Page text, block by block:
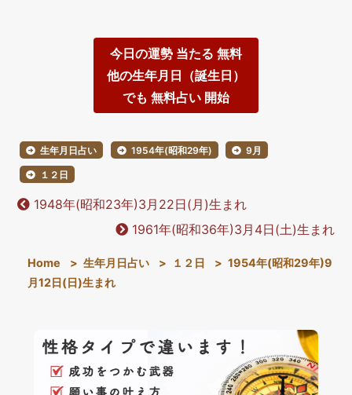
今日の運勢 当たる 無料
他の生年月日（誕生日）
でも 無料占い 開始
生年月日占い 1954年(昭和29年) 9月
１２日
1948年(昭和23年)3月22日(月)生まれ
1961年(昭和36年)3月4日(土)生まれ
Home > 生年月日占い > １２日 > 1954年(昭和29年)9
月12日(日)生まれ